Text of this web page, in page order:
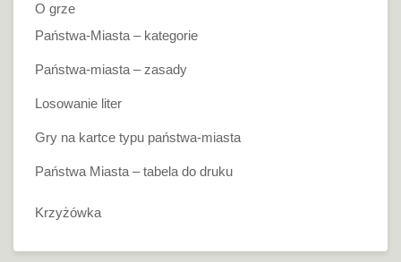
O grze
Państwa-Miasta – kategorie
Państwa-miasta – zasady
Losowanie liter
Gry na kartce typu państwa-miasta
Państwa Miasta – tabela do druku
Krzyżówka